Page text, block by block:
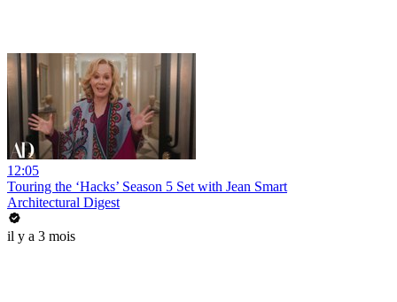
12:05
Touring the ‘Hacks’ Season 5 Set with Jean Smart
Architectural Digest
il y a 3 mois